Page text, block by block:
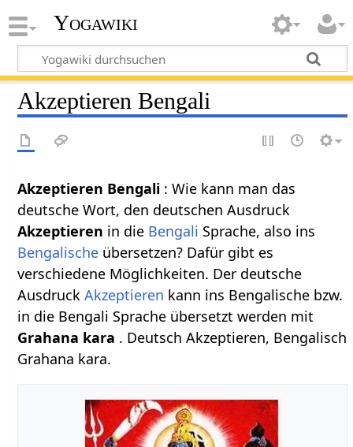
Yogawiki
Akzeptieren Bengali
Akzeptieren Bengali : Wie kann man das
deutsche Wort, den deutschen Ausdruck
Akzeptieren in die Bengali Sprache, also ins
Bengalische übersetzen? Dafür gibt es
verschiedene Möglichkeiten. Der deutsche
AusdruckAkzeptieren kann ins Bengalische bzw.
in die Bengali Sprache übersetzt werden mit
Grahana kara . Deutsch Akzeptieren, Bengalisch
Grahana kara.